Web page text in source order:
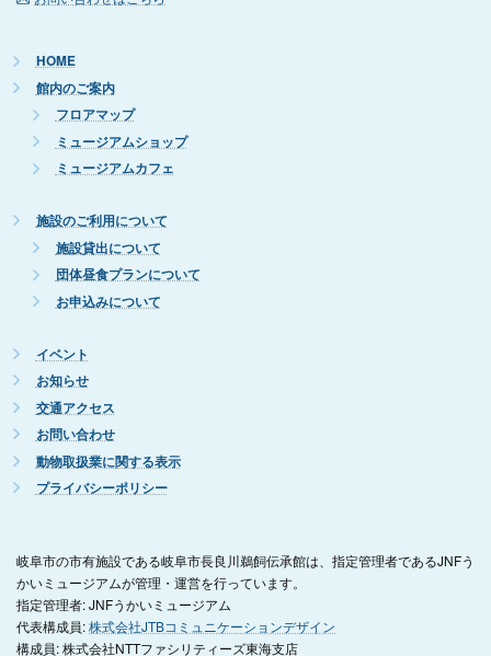
HOME
館内のご案内
フロアマップ
ミュージアムショップ
ミュージアムカフェ
施設のご利用について
施設貸出について
団体昼食プランについて
お申込みについて
イベント
お知らせ
交通アクセス
お問い合わせ
動物取扱業に関する表示
プライバシーポリシー
岐阜市の市有施設である岐阜市長良川鵜飼伝承館は、指定管理者であるJNFう
かいミュージアムが管理・運営を行っています。
指定管理者: JNFうかいミュージアム
代表構成員:株式会社JTBコミュニケーションデザイン
構成員: 株式会社NTTファシリティーズ東海支店